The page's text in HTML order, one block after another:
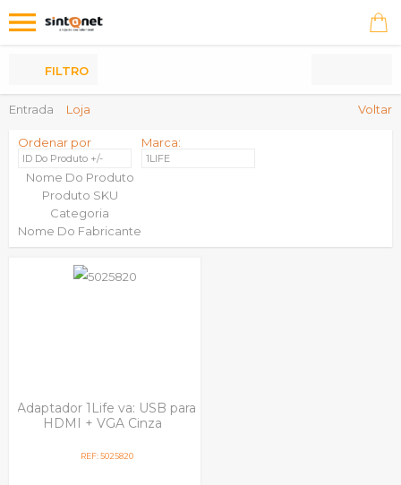
Produtos
Entrada Loja Voltar
FILTRO
Ordenar por
ID Do Produto +/-
Nome Do Produto
Produto SKU
Categoria
Nome Do Fabricante
Marca:
1LIFE
Adaptador 1Life va: USB para
HDMI + VGA Cinza
REF: 5025820